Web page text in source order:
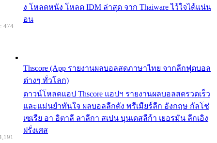
ง โหลดหนัง โหลด IDM ล่าสุด จาก Thaiware ไว้ใจได้แน่น
อน
Thscore (App รายงานผลบอลสดภาษาไทย จากลีกฟุตบอล
ต่างๆ ทั่วโลก)
ดาวน์โหลดแอป Thscore แอปฯ รายงานผลบอลสดรวดเร็ว
และแม่นยำทันใจ ผลบอลลีกดัง พรีเมียร์ลีก อังกฤษ กัลโช่
เซเรีย อา อิตาลี ลาลีกา สเปน บุนเดสลีก้า เยอรมัน ลีกเอิง
ฝรั่งเศส
474